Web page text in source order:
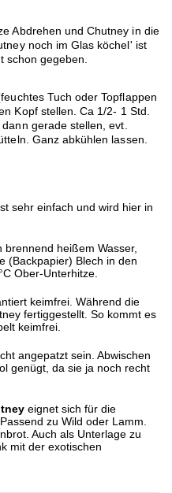
Abdrehen und Chutney in die
noch im Glas köchel' ist
schon gegeben.
Tuch oder Topflappen
Kopf stellen. Ca 1/2- 1 Std.
gerade stellen, evt.
Ganz abkühlen lassen.
sehr einfach und wird hier in
heißem Wasser,
(Backpapier) Blech in den
Ober-Unterhitze.
keimfrei. Während die
fertiggestellt. So kommt es
keimfrei.
angepatzt sein. Abwischen
genügt, da sie ja noch recht
eignet sich für die
zu Wild oder Lamm.
Auch als Unterlage zu
mit der exotischen